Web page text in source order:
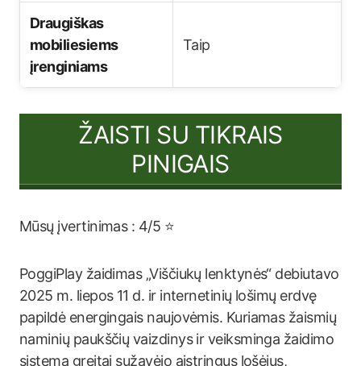
Draugiškas
mobiliesiems
įrenginiams
Taip
ŽAISTI SU TIKRAIS
PINIGAIS
Mūsų įvertinimas : 4/5 ⭐
PoggiPlay žaidimas „Viščiukų lenktynės“ debiutavo
2025 m. liepos 11 d. ir internetinių lošimų erdvę
papildė energingais naujovėmis. Kuriamas žaismių
naminių paukščių vaizdinys ir veiksminga žaidimo
sistema greitai sužavėjo aistringus lošėjus,